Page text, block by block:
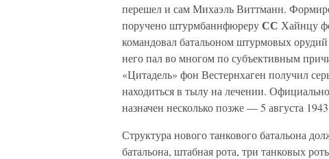
перешел и сам Михаэль Виттманн.
поручено штурмбаннфюреруСС Хайнцу
командовал батальоном штурмовых
него пал во многом по субъективным
«Цитадель» фон Вестернхаген получил
находиться в тылу на лечении.
назначен несколько позже — 5 августа
Структура нового танкового батальона
батальона, штабная рота, три танковых